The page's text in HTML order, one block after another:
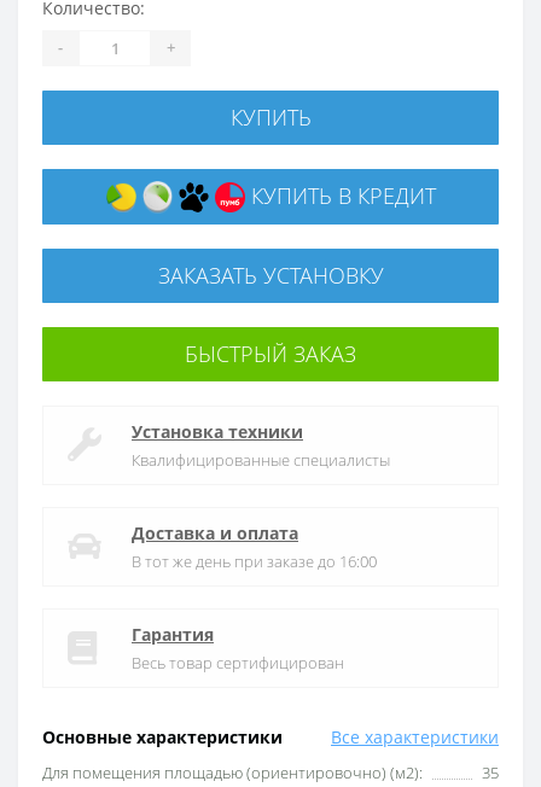
Основные характеристики Все характеристики
Для помещения площадью (ориентировочно) (м2):
35
Количество:
- +
КУПИТЬ
КУПИТЬ В КРЕДИТ
ЗАКАЗАТЬ УСТАНОВКУ
БЫСТРЫЙ ЗАКАЗ
Установка техники
Квалифицированные специалисты
Доставка и оплата
В тот же день при заказе до 16:00
Гарантия
Весь товар сертифицирован